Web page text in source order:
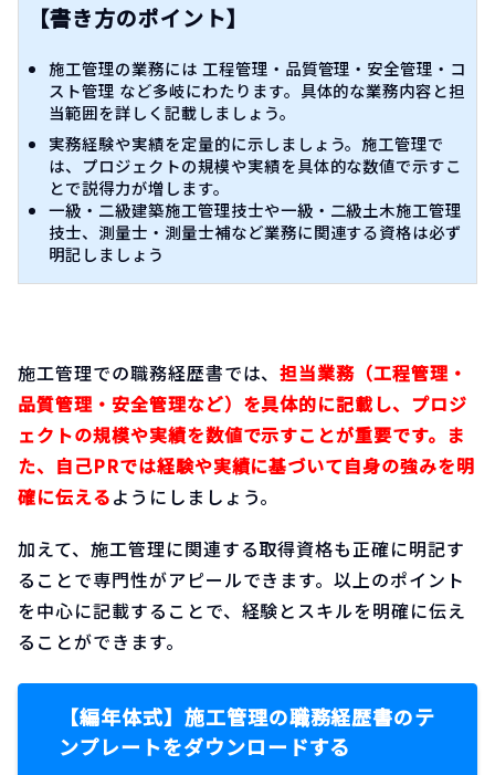
【書き方のポイント】
施工管理の業務には 工程管理・品質管理・安全管理・コ
スト管理 など多岐にわたります。具体的な業務内容と担
当範囲を詳しく記載しましょう。
実務経験や実績を定量的に示しましょう。施工管理で
は、プロジェクトの規模や実績を具体的な数値で示すこ
とで説得力が増します。
一級・二級建築施工管理技士や一級・二級土木施工管理
技士、測量士・測量士補など業務に関連する資格は必ず
明記しましょう
施工管理での職務経歴書では、担当業務（工程管理・
品質管理・安全管理など）を具体的に記載し、プロジ
ェクトの規模や実績を数値で示すことが重要です。ま
た、自己PRでは経験や実績に基づいて自身の強みを明
確に伝えるようにしましょう。
加えて、施工管理に関連する取得資格も正確に明記す
ることで専門性がアピールできます。以上のポイント
を中心に記載することで、経験とスキルを明確に伝え
ることができます。
【編年体式】施工管理の職務経歴書のテ
ンプレートをダウンロードする